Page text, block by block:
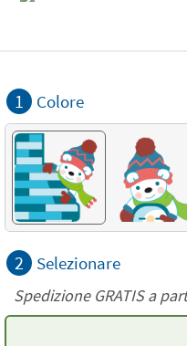
1 Colore
2 Selezionare
Spedizione GRATIS a